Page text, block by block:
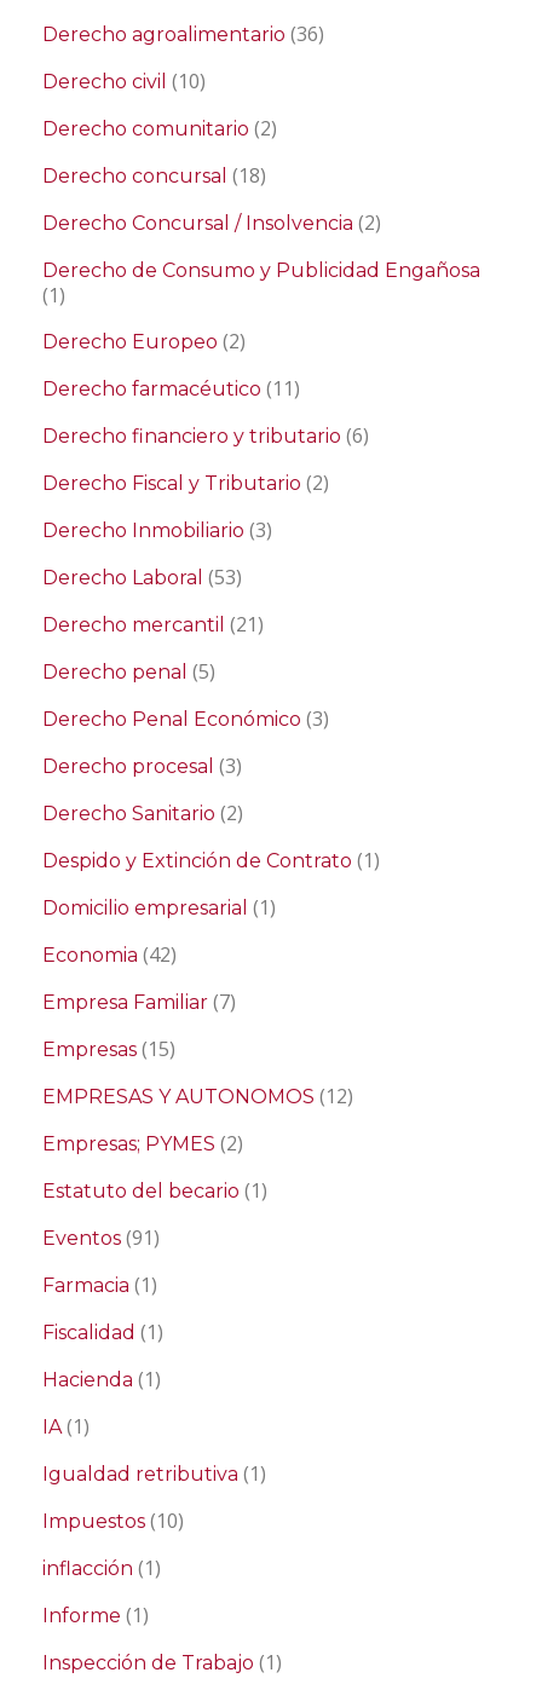
Derecho agroalimentario (36)
Derecho civil (10)
Derecho comunitario (2)
Derecho concursal (18)
Derecho Concursal / Insolvencia (2)
Derecho de Consumo y Publicidad Engañosa
(1)
Derecho Europeo (2)
Derecho farmacéutico (11)
Derecho financiero y tributario (6)
Derecho Fiscal y Tributario (2)
Derecho Inmobiliario (3)
Derecho Laboral (53)
Derecho mercantil (21)
Derecho penal (5)
Derecho Penal Económico (3)
Derecho procesal (3)
Derecho Sanitario (2)
Despido y Extinción de Contrato (1)
Domicilio empresarial (1)
Economia (42)
Empresa Familiar (7)
Empresas (15)
EMPRESAS Y AUTONOMOS (12)
Empresas; PYMES (2)
Estatuto del becario (1)
Eventos (91)
Farmacia (1)
Fiscalidad (1)
Hacienda (1)
IA(1)
Igualdad retributiva (1)
Impuestos (10)
inflacción (1)
Informe (1)
Inspección de Trabajo (1)